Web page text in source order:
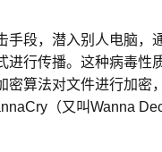
段，潜入别人电脑，
进行传播。这种病毒性
密算法对文件进行加密
（又叫Wanna